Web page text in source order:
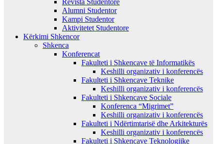
Alumni Studentor
Kampi Studentor
Aktivitetet Studentore
Kërkimi Shkencor
Shkenca
Konferencat
Fakulteti i Shkencave të Informatikës
Keshilli organizativ i konferencës
Fakulteti i Shkencave Teknike
Keshilli organizativ i konferencës
Fakulteti i Shkencave Sociale
Konferenca “Migrimet”
Keshilli organizativ i konferencës
Fakulteti i Ndërtimtarisë dhe Arkitekturës
Keshilli organizativ i konferencës
Fakulteti i Shkencave Teknologjike